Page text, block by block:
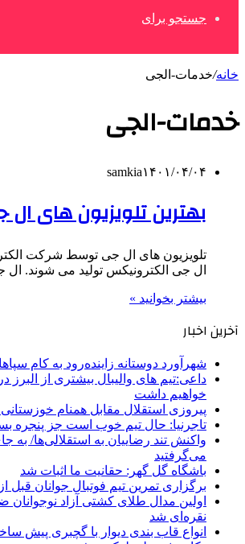
جستجو برای
خانه/خدمات-الجی
خدمات-الجی
samkia۱۴۰۱/۰۴/۰۴
بهترین تلویزیون های
تلویزیون های ال جی توسط شرکت
ال جی الکترونیکس تولید می شوند. ال جی
بیشتر بخوانید »
آخرین اخبار
شهرآورد دوستانه زاینده‌رود به کام
داعی:تیم های والیبال بیشتری از
خواهیم داشت
پیروزی استقلال مقابل همنام خوزستانی
تاجرنیا: حال تیم خوب است جز پنجره
واکنش تند رضاییان به استقلالی‌ها/ به
می‌گرفتید
باشگاه گل گهر: حقانیت ما اثبات شد
برگزاری تمرین تیم فوتبال جوانان قبل
اولین مدال طلای کشتی آزاد
نقره‌ای شد
انواع قاب بندی دیوار با گچبری پیش